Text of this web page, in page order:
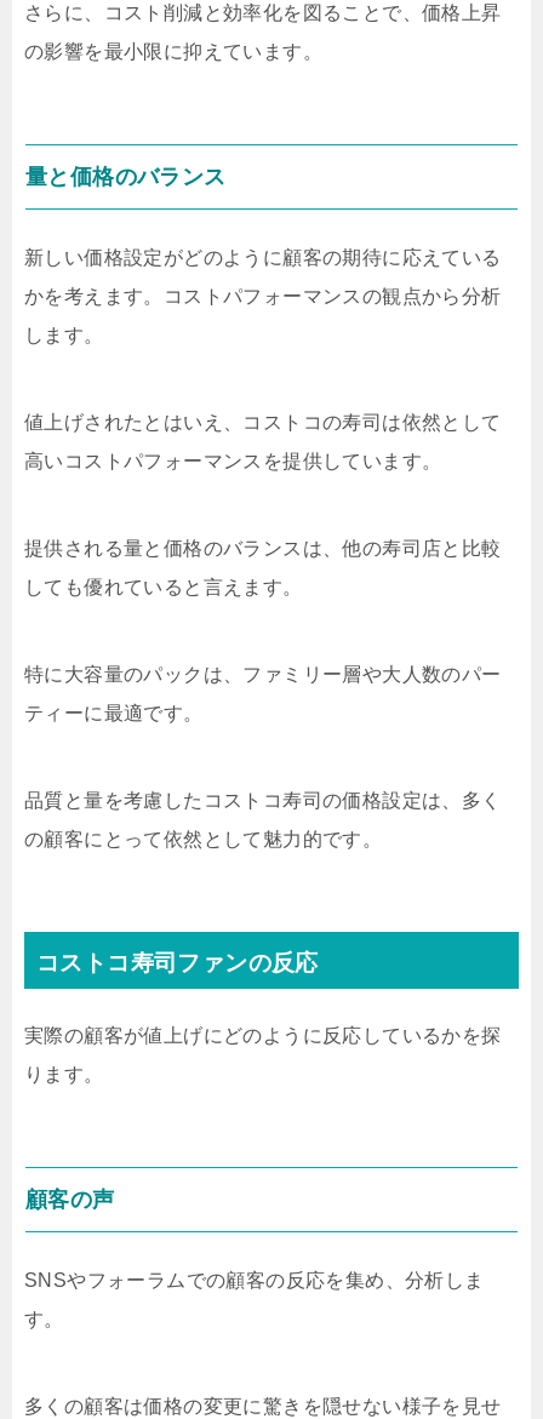
さらに、コスト削減と効率化を図ることで、価格上昇
の影響を最小限に抑えています。
量と価格のバランス
新しい価格設定がどのように顧客の期待に応えている
かを考えます。コストパフォーマンスの観点から分析
します。
値上げされたとはいえ、コストコの寿司は依然として
高いコストパフォーマンスを提供しています。
提供される量と価格のバランスは、他の寿司店と比較
しても優れていると言えます。
特に大容量のパックは、ファミリー層や大人数のパー
ティーに最適です。
品質と量を考慮したコストコ寿司の価格設定は、多く
の顧客にとって依然として魅力的です。
コストコ寿司ファンの反応
実際の顧客が値上げにどのように反応しているかを探
ります。
顧客の声
SNSやフォーラムでの顧客の反応を集め、分析しま
す。
多くの顧客は価格の変更に驚きを隠せない様子を見せ